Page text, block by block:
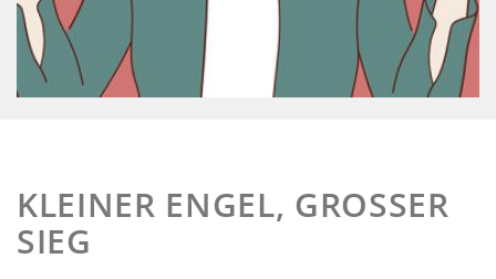
KLEINER ENGEL, GROSSER S
IEG